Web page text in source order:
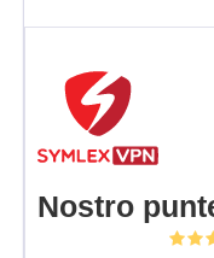
Nostro